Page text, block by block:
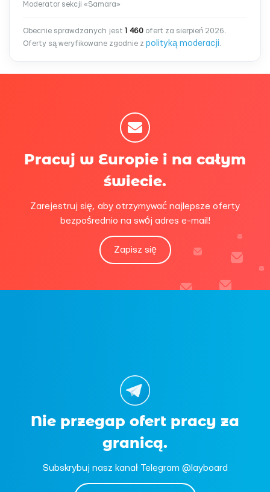
Moderator sekcji «Samara»
Obecnie sprawdzanych jest 1 460 ofert za sierpień 2026.
Oferty są weryfikowane zgodnie z polityką moderacji.
Pracuj w Europie i na całym
świecie.
Zarejestruj się, aby otrzymywać najlepsze oferty
bezpośrednio na swój adres e-mail!
Zapisz się
Nie przegap ofert pracy za
granicą.
Subskrybuj nasz kanał Telegram @layboard